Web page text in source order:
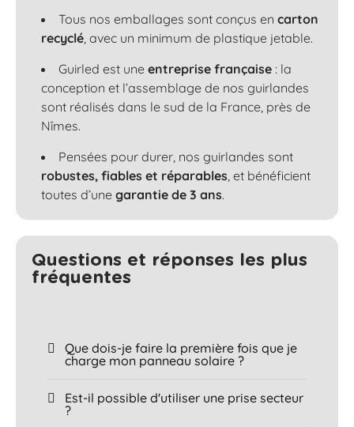
Tous nos emballages sont conçus en carton
recyclé, avec un minimum de plastique jetable.
Guirled est une entreprise française : la
conception et l’assemblage de nos guirlandes
sont réalisés dans le sud de la France, près de
Nîmes.
Pensées pour durer, nos guirlandes sont
robustes, fiables et réparables, et bénéficient
toutes d’une garantie de 3 ans.
Questions et réponses les plus
fréquentes​
Que dois-je faire la première fois que je
charge mon panneau solaire ?
Est-il possible d'utiliser une prise secteur
?